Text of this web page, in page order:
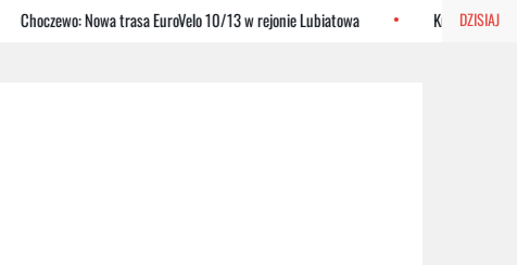
DZISIAJ
Choczewo: Nowa trasa EuroVelo 10/13 w rejonie Lubiatowa Krzysztof